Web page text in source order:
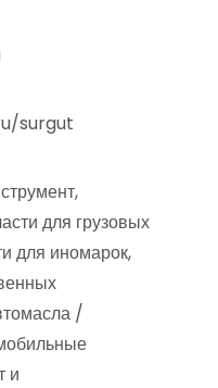
surgut
для грузовых
для иномарок,
/
и